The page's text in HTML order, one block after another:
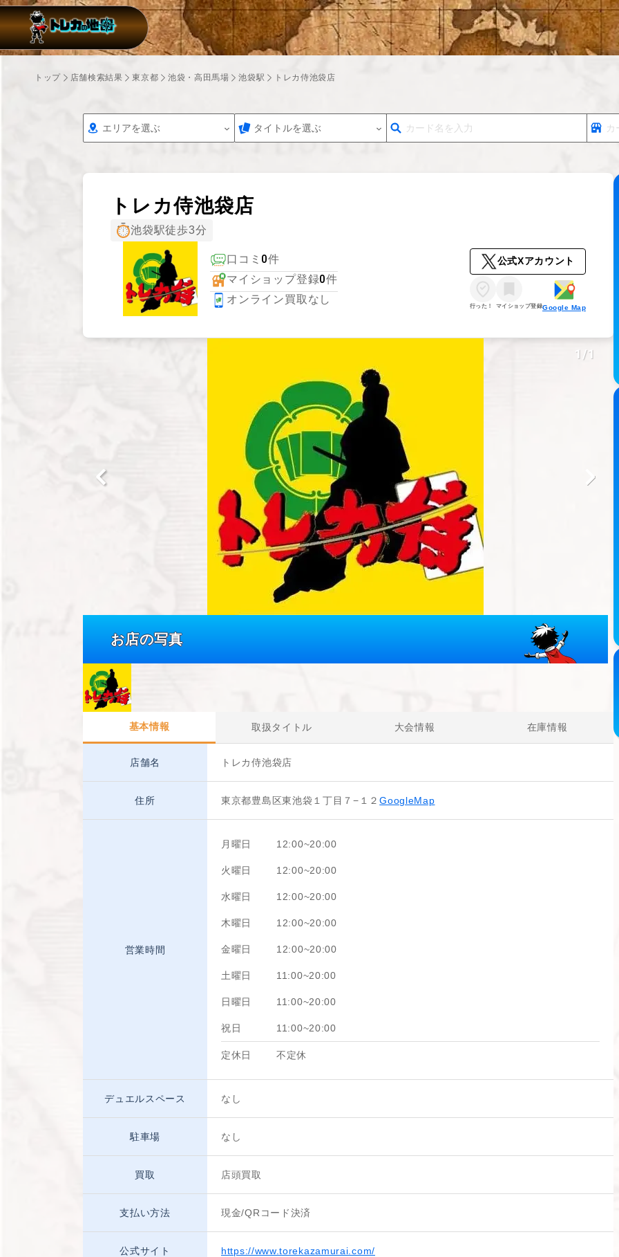
トップ 店舗検索結果 東京都 池袋・高田馬場 池袋駅 トレカ侍池袋店
エリアを選ぶ タイトルを選ぶ
トレカ侍池袋店
池袋駅徒歩3分
口コミ 0件
マイショップ登録0件
オンライン買取なし
公式Xアカウント
行った！ マイショップ登録Google Map
1 /1
お店の写真
基本情報 取扱タイトル 大会情報 在庫情報
店舗名 トレカ侍池袋店
住所 東京都豊島区東池袋１丁目７−１２GoogleMap
営業時間
月曜日 12:00~20:00
火曜日 12:00~20:00
水曜日 12:00~20:00
木曜日 12:00~20:00
金曜日 12:00~20:00
土曜日 11:00~20:00
日曜日 11:00~20:00
祝日 11:00~20:00
定休日 不定休
デュエルスペース なし
駐車場 なし
買取 店頭買取
支払い方法 現金/QRコード決済
公式サイト https://www.torekazamurai.com/